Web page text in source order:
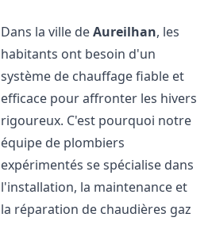
Dans la ville deAureilhan, les
habitants ont besoin d'un
système de chauffage fiable et
efficace pour affronter les hivers
rigoureux. C'est pourquoi notre
équipe de plombiers
expérimentés se spécialise dans
l'installation, la maintenance et
la réparation de chaudières gaz